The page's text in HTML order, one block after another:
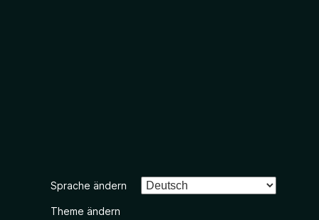
Sprache ändern
Theme ändern